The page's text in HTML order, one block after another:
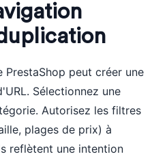
PrestaShop peut créer une
Sélectionnez une
Autorisez les filtres
plages de prix) à
reflètent une intention